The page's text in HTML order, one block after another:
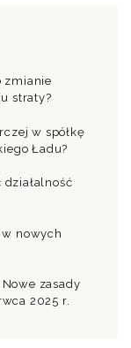
zmianie
straty?
w spółkę
Ładu?
działalność
w nowych
zasady
2025 r.